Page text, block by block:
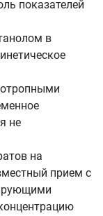
показателей
в
не
на
прием с